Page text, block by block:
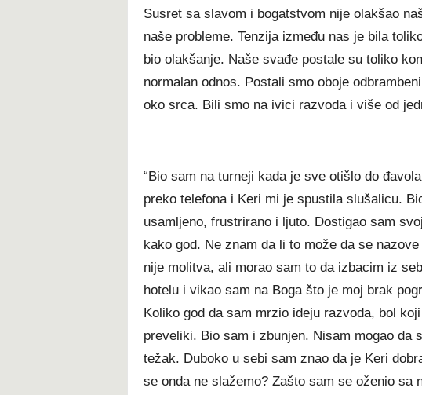
Susret sa slavom i bogatstvom nije olakšao
naše probleme. Tenzija između nas je bila
bio olakšanje. Naše svađe postale su toliko
normalan odnos. Postali smo oboje
oko srca. Bili smo na ivici razvoda i više od
“Bio sam na turneji kada je sve otišlo do
preko telefona i Keri mi je spustila slušalicu.
usamljeno, frustrirano i ljuto. Dostigao sam
kako god. Ne znam da li to može da se
nije molitva, ali morao sam to da izbacim iz
hotelu i vikao sam na Boga što je moj brak
Koliko god da sam mrzio ideju razvoda, bol
preveliki. Bio sam i zbunjen. Nisam mogao da
težak. Duboko u sebi sam znao da je Keri
se onda ne slažemo? Zašto sam se oženio sa